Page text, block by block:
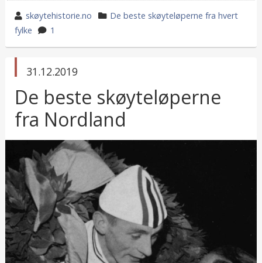
wrote
by
skøytehistorie.no
category
De beste skøyteløperne fra hvert
fylke
1
published
31.12.2019
De beste skøyteløperne
fra Nordland